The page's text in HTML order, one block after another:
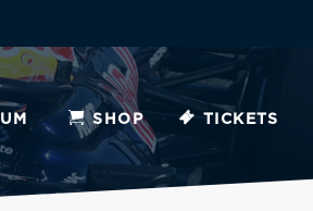
SHOP TICKETS